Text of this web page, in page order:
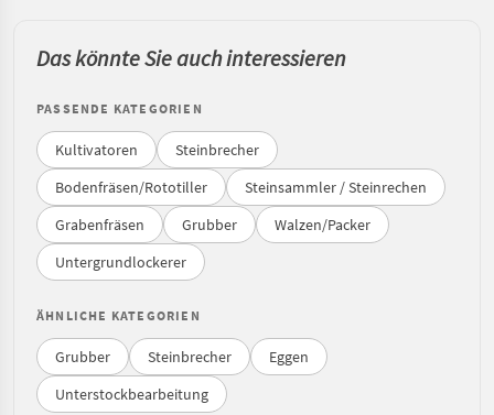
Das könnte Sie auch interessieren
PASSENDE KATEGORIEN
Kultivatoren
Steinbrecher
Bodenfräsen/Rototiller
Steinsammler / Steinrechen
Grabenfräsen
Grubber
Walzen/Packer
Untergrundlockerer
ÄHNLICHE KATEGORIEN
Grubber Steinbrecher
Eggen
Unterstockbearbeitung